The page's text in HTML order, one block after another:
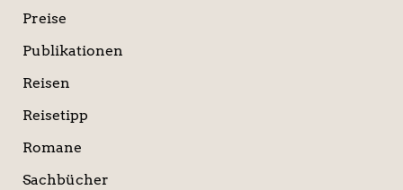
Preise
Publikationen
Reisen
Reisetipp
Romane
Sachbücher